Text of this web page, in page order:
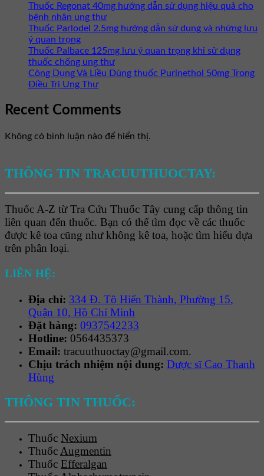
Thuốc Regonat 40mg hướng dẫn sử dụng hiệu quả cho
bệnh nhân ung thư
Thuốc Parlodel 2.5mg hướng dẫn sử dụng và những lưu
ý quan trọng
Thuốc Palbace 125mg lưu ý quan trọng khi sử dụng
thuốc chống ung thư
Công Dụng Và Liều Dùng thuốc Purinethol 50mg Trong
Điều Trị Ung Thư
Recent Comments
Không có bình luận nào để hiển thị.
THÔNG TIN TRACUUTHUOCTAY:
Thuốc A-Z từ Tra Cứu Thuốc Tây cung cấp thông tin
liên quan đến thuốc. Bạn có thể tìm đọc về các thuốc
được kê toa cũng như không kê toa, hoặc tìm hiểu dựa
trên phân loại.
LIÊN HỆ:
Địa chỉ: 334 Đ. Tô Hiến Thành, Phường 15,
Quận 10, Hồ Chí Minh
Đặt hàng: 0937542233
Hotline: 0564435373
Email: tracuuthuoctay@gmail.com.
Chịu trách nhiệm nội dung: Dược sĩ Cao Thanh
Hùng
THÔNG TIN THUỐC:
Thuốc Nexium
Thuốc Augmentin
Thuốc Efferalgan